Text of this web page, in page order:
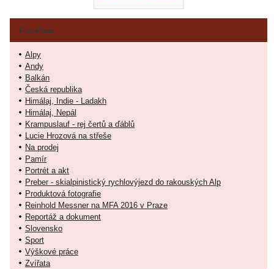
Fotoalbum
Alpy
Andy
Balkán
Česká republika
Himálaj, Indie - Ladakh
Himálaj, Nepál
Krampuslauf - rej čertů a ďáblů
Lucie Hrozová na střeše
Na prodej
Pamír
Portrét a akt
Preber - skialpinistický rychlovýjezd do rakouských Alp
Produktová fotografie
Reinhold Messner na MFA 2016 v Praze
Reportáž a dokument
Slovensko
Sport
Výškové práce
Zvířata